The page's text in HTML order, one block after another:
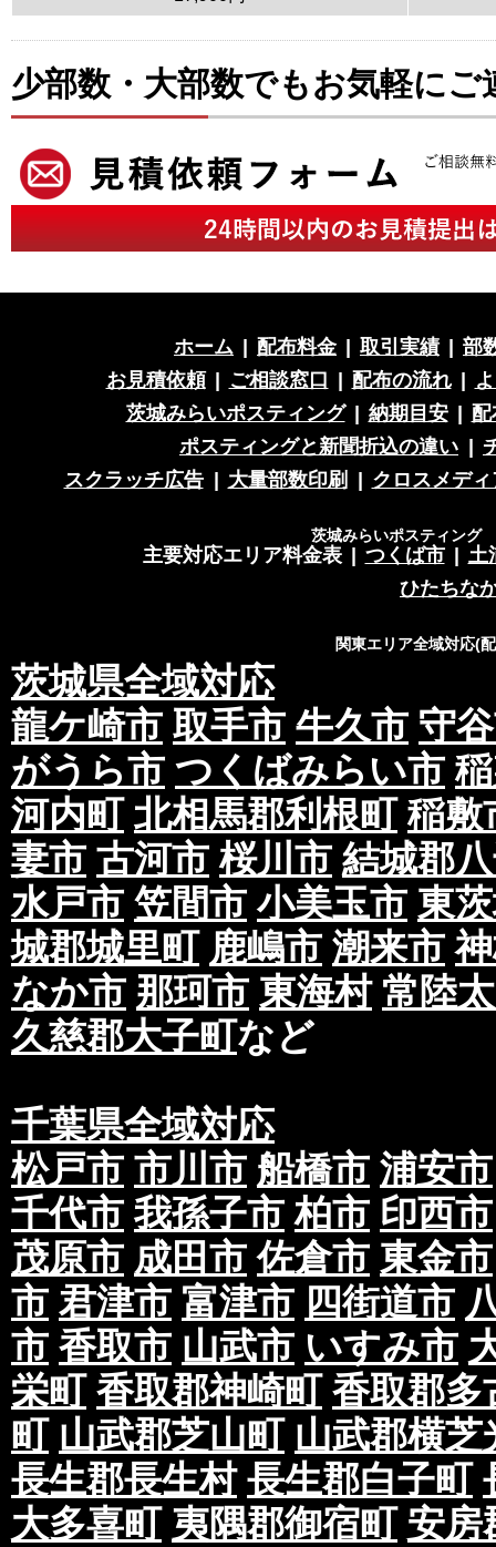
少部数・大部数でもお気軽にご
ホーム 配布料金 取引実績
部
お見積依頼
ご相談窓口 配布の流れ
茨城みらいポスティング
納期目安
ポスティングと新聞折込の違い
スクラッチ広告
大量部数印刷 クロスメディ
茨城みらいポスティング
主要対応エリア料金表 つくば市
土
ひたちな
関東エリア全域対応(
茨城県全域対応
龍ケ崎市 取手市 牛久市 守
がうら市 つくばみらい市
河内町 北相馬郡利根町 稲敷
妻市 古河市 桜川市 結城郡
水戸市 笠間市 小美玉市 東
城郡城里町 鹿嶋市 潮来市
なか市 那珂市 東海村 常陸
久慈郡大子町など
千葉県全域対応
松戸市 市川市 船橋市 浦安市
千代市 我孫子市 柏市 印西市
茂原市 成田市 佐倉市 東金市
市 君津市 富津市 四街道市
市 香取市 山武市 いすみ市
栄町 香取郡神崎町 香取郡多
町 山武郡芝山町 山武郡横芝
長生郡長生村 長生郡白子町
大多喜町 夷隅郡御宿町 安房